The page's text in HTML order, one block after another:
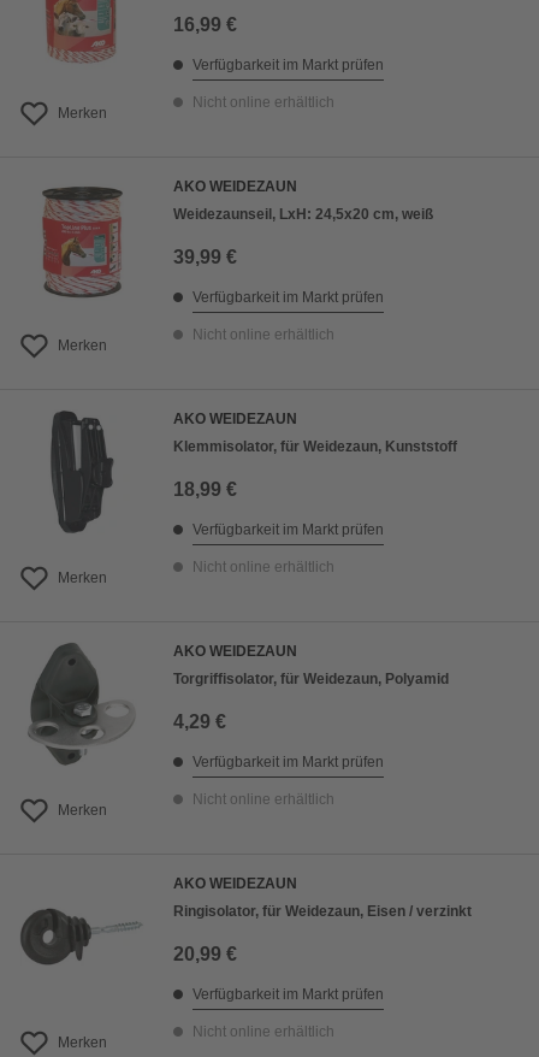
Merken
16,99 €
Verfügbarkeit im Markt prüfen
Nicht online erhältlich
Merken
AKO WEIDEZAUN
Weidezaunseil, LxH: 24,5x20 cm, weiß
39,99 €
Verfügbarkeit im Markt prüfen
Nicht online erhältlich
Merken
AKO WEIDEZAUN
Klemmisolator, für Weidezaun, Kunststoff
18,99 €
Verfügbarkeit im Markt prüfen
Nicht online erhältlich
Merken
AKO WEIDEZAUN
Torgriffisolator, für Weidezaun, Polyamid
4,29 €
Verfügbarkeit im Markt prüfen
Nicht online erhältlich
Merken
AKO WEIDEZAUN
Ringisolator, für Weidezaun, Eisen / verzinkt
20,99 €
Verfügbarkeit im Markt prüfen
Nicht online erhältlich